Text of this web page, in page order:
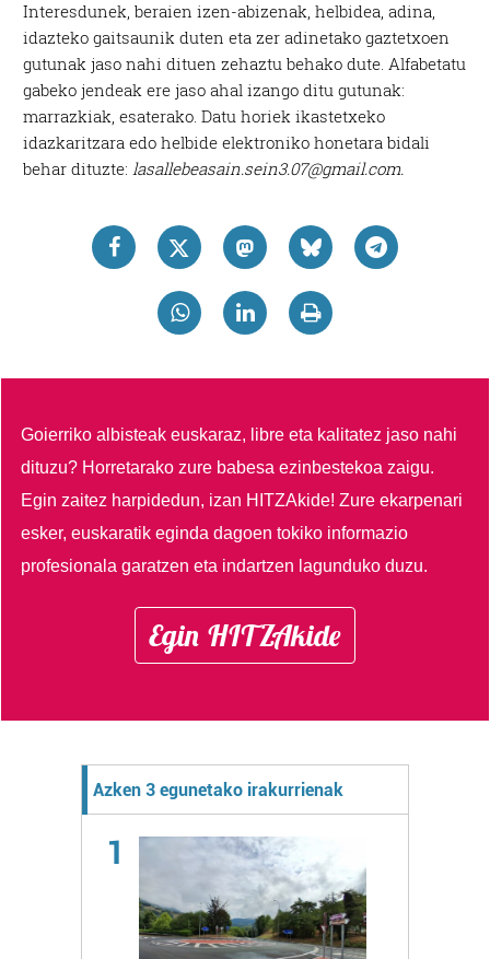
Interesdunek, beraien izen-abizenak, helbidea, adina,
idazteko gaitsaunik duten eta zer adinetako gaztetxoen
gutunak jaso nahi dituen zehaztu behako dute. Alfabetatu
gabeko jendeak ere jaso ahal izango ditu gutunak:
marrazkiak, esaterako. Datu horiek ikastetxeko
idazkaritzara edo helbide elektroniko honetara bidali
behar dituzte: lasallebeasain.sein3.07@gmail.com.
Goierriko albisteak euskaraz, libre eta kalitatez jaso nahi
dituzu? Horretarako zure babesa ezinbestekoa zaigu.
Egin zaitez harpidedun, izan HITZAkide!Zure ekarpenari
esker, euskaratik eginda dagoen tokiko informazio
profesionala garatzen eta indartzen lagunduko duzu.
Egin HITZAkide
Azken 3 egunetako irakurrienak
1